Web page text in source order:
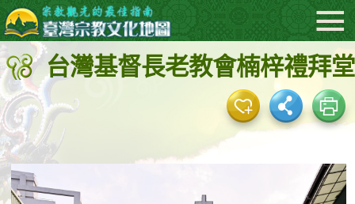
跳
到
主
要
內
容
區
塊
:::
台灣基督長老教會楠梓禮拜堂